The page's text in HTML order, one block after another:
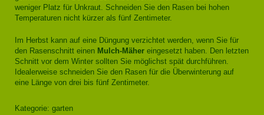
weniger Platz für Unkraut. Schneiden Sie den Rasen bei hohen
Temperaturen nicht kürzer als fünf Zentimeter.
Im Herbst kann auf eine Düngung verzichtet werden, wenn Sie für
den Rasenschnitt einen Mulch-Mäher eingesetzt haben. Den letzten
Schnitt vor dem Winter sollten Sie möglichst spät durchführen.
Idealerweise schneiden Sie den Rasen für die Überwinterung auf
eine Länge von drei bis fünf Zentimeter.
Kategorie: garten